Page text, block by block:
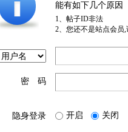
能有如下几个原因
1、帖子ID非法
2、您还不是站点会员
密 码
隐身登录 开启 关闭